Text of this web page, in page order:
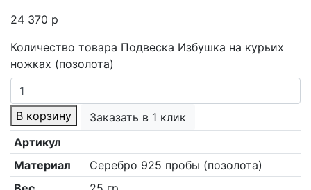
24 370 p
Количество товара Подвеска Избушка на курьих
ножках (позолота)
В корзину
Заказать в 1 клик
Артикул
Материал
Серебро 925 пробы (позолота)